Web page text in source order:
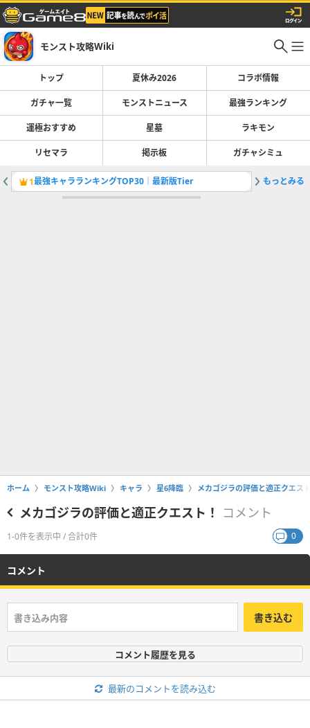
モンスト攻略Wiki
トップ 夏休み2026 コラボ情報
ガチャ一覧 モンストニュース 最強ランキング
運極おすすめ 星墓 ラキモン
リセマラ 掲示板 ガチャシミュ
1最強キャラランキングTOP30｜最新版Tier 2彩獣神
もっとみる
ホーム モンスト攻略Wiki キャラ 星6降臨 メカゴジラの評価と適正クエス
メカゴジラの評価と適正クエスト！ コメント
1-0件を表示中 / 合計0件 0
コメント
書き込む
コメント履歴を見る
最新のコメントを読み込む